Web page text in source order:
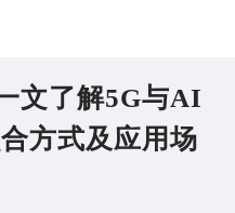
文了解5G与AI
方式及应用场